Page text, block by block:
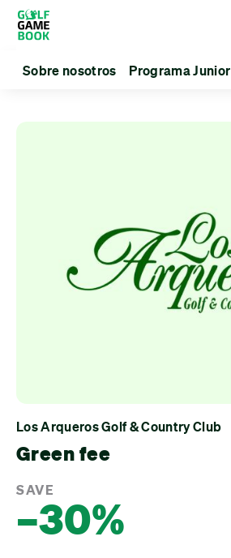
Sobre nosotros Programa Junior
Los Arqueros Golf & Country Club
Green fee
SAVE
–30%